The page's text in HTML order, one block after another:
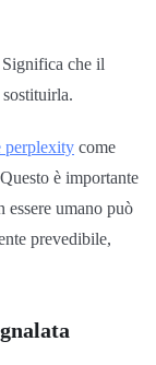
che il
perplexity come
è importante
essere umano può
prevedibile,